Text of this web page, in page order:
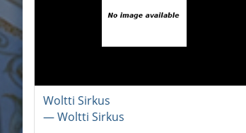
Woltti Sirkus
― Woltti Sirkus